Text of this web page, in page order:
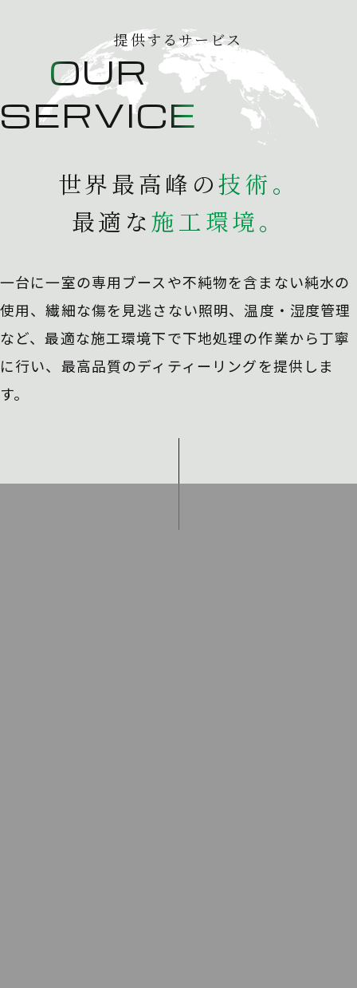
提供するサービス
OUR
SERVICE
世界最高峰の技術。
最適な施 工環境。
一台に一室の専用ブースや不純物を含まない純水の
使用、繊細な傷を見逃さない照明、温度・湿度管理
など、最適な施工環境下で下地処理の作業から丁寧
に行い、 最高品質のディティーリングを提供しま
す。